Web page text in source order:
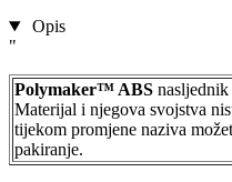
Opis
"
Polymaker™ ABS
Materijal i njegova svojstva
tijekom promjene naziva
pakiranje.